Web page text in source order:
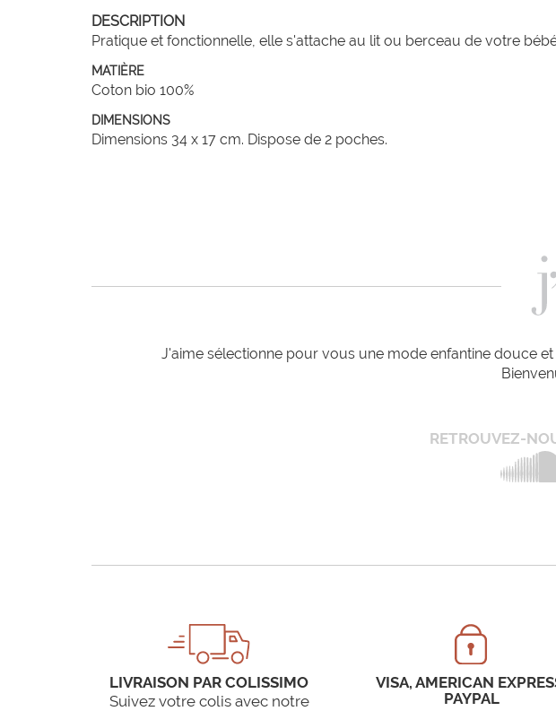
DESCRIPTION
Pratique et fonctionnelle, elle s'attache au lit ou berceau de votre
MATIÈRE
Coton bio 100%
DIMENSIONS
Dimensions 34 x 17 cm. Dispose de 2 poches.
J'aime sélectionne pour vous une mode enfantine douce
RETROUVEZ-
LIVRAISON PAR COLISSIMO
Suivez votre colis avec notre
VISA, AMERICAN
PAYPAL